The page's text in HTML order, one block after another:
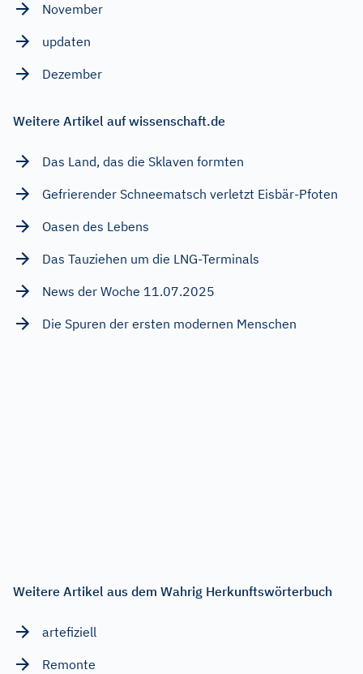
November
updaten
Dezember
Weitere Artikel auf wissenschaft.de
Das Land, das die Sklaven formten
Gefrierender Schneematsch verletzt Eisbär-Pfoten
Oasen des Lebens
Das Tauziehen um die LNG-Terminals
News der Woche 11.07.2025
Die Spuren der ersten modernen Menschen
Weitere Artikel aus dem Wahrig Herkunftswörterbuch
artefiziell
Remonte